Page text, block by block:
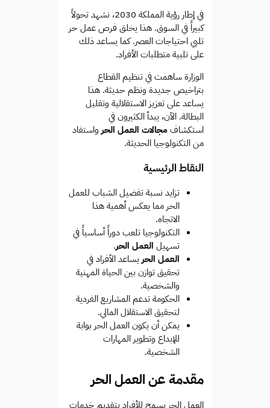
في إطار رؤية المملكة 2030، نشهد تحولاً
كبيراً في السوق. هذا يخلق فرص عمل حر
تلبي احتياجات العصر. كما يساعد ذلك
على تلبية متطلبات الأفراد.
الوزارة ساهمت في تنظيم القطاع
بتراخيص جديدة ونظم حديثة. هذا
يساعد على تعزيز الاستقلالية وتقليل
البطالة. الآن، يبدأ الكثيرون في
استكشافمجالات العمل الحر واستفاد
من التكنولوجيا الحديثة.
النقاط الرئيسية
تزايد نسبة تفضيل الشباب للعمل
الحر مما يعكس أهمية هذا
الاتجاه.
التكنولوجيا تلعب دوراً أساسياً في
تسهيل العمل الحر.
العمل الحر يساعد الأفراد في
تحقيق توازن بين الحياة المهنية
والشخصية.
الحكومة تدعم المشاريع الفردية
لتحقيق الاستقلال المالي.
يمكن أن يكون العمل الحر بوابة
للإبداع وتطوير المهارات
الشخصية.
مقدمة عن العمل الحر
العمل الحر يسمح للأفراد بتقديم خدمات